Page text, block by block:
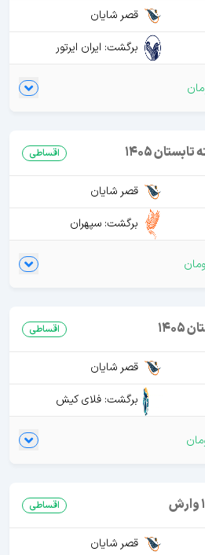
قصر شایان
برگشت: ایران ایرتور
1405 اقساطی
قصر شایان
برگشت: سپهران
اقساطی
قصر شایان
برگشت: فلای کیش
اقساطی
قصر شایان